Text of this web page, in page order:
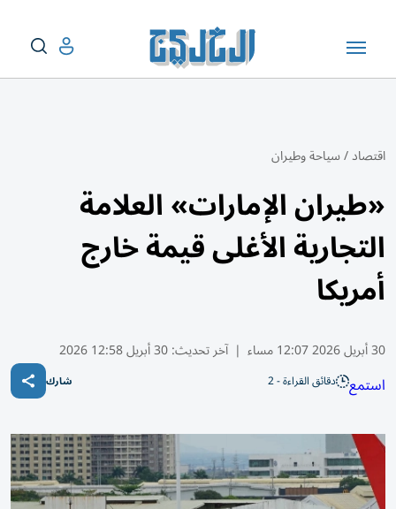
اقتصاد/سياحة وطيران
«طيران الإمارات» العلامة
التجارية الأغلى قيمة خارج
أمريكا
30 أبريل 2026 12:07 مساء | آخر تحديث:30 أبريل 12:58 2026
استمع دقائق القراءة - 2 شارك